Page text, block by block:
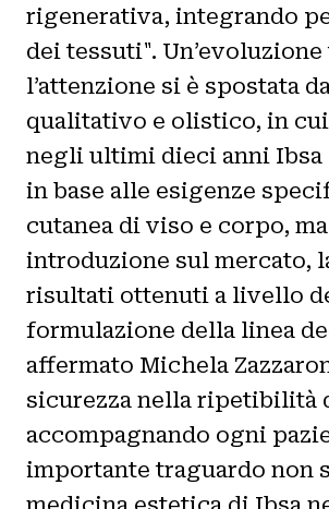
rigenerativa, integrando
dei tessuti".
l’attenzione si è spostata
qualitativo e olistico, in cui
negli ultimi dieci anni
in base alle esigenze
cutanea di viso e corpo,
introduzione sul mercato,
risultati ottenuti a livello
formulazione della linea
affermato Michela
sicurezza nella ripetibilità
accompagnando ogni
importante traguardo non